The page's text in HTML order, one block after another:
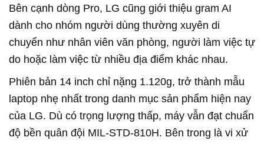
Bên cạnh dòng Pro, LG cũng giới thiệu gram AI
dành cho nhóm người dùng thường xuyên di
chuyển như nhân viên văn phòng, người làm việc tự
do hoặc làm việc từ nhiều địa điểm khác nhau.
Phiên bản 14 inch chỉ nặng 1.120g, trở thành mẫu
laptop nhẹ nhất trong danh mục sản phẩm hiện nay
của LG. Dù có trọng lượng thấp, máy vẫn đạt chuẩn
độ bền quân đội MIL-STD-810H. Bên trong là vi xử